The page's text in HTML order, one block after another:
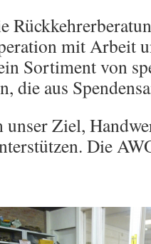
mit Arbeit
Sortiment von
die aus
unser Ziel,
Die